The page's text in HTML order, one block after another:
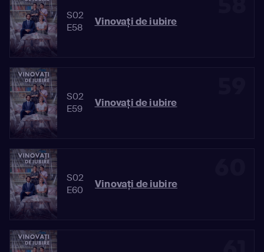
S02
E58
Vinovaţi de iubire
S02
E59
Vinovaţi de iubire
S02
E60
Vinovaţi de iubire